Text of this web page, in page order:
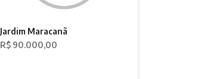
Jardim Maracanã
R$ 90.000,00